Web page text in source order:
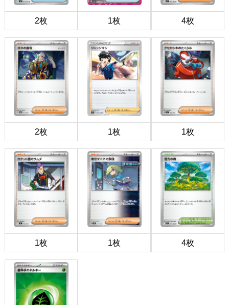
2枚 1枚 4枚
2枚 1枚 1枚
1枚 1枚 4枚